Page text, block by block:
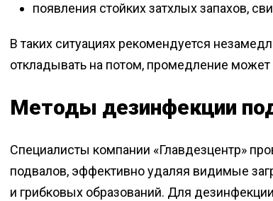
появления стойких затхлых запахов,
В таких ситуациях рекомендуется
откладывать на потом, промедление
Методы дезинфекции
Специалисты компании «Главдезцентр»
подвалов, эффективно удаляя видимые
и грибковых образований. Для